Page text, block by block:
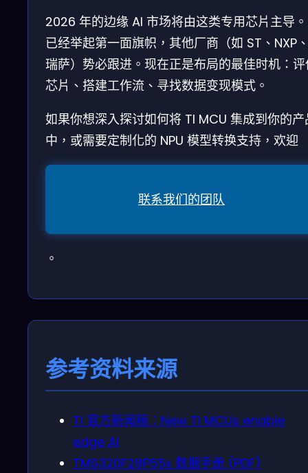
2026 年的边缘 AI 市场将由这类专用芯片主导
已经举起第一面旗帜，其他厂商（如 ST、NXP
瑞萨）势必跟进。现在正是布局的最佳时机：
芯片、搭建工作流、寻找数据变现模式。
如果你想深入探讨如何将 TI MCU 集成到你的产
中，或需要定制化的 NPU 模型转换支持，欢迎
联系我们的团队
。
参考资料来源
TI 官方新闻稿：New TI MCUs enable
edge AI
TMS320F28P55x 数据手册 (PDF)